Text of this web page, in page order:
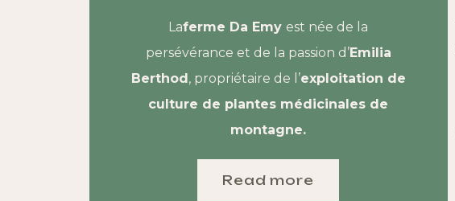
Laferme Da Emy est née de la
persévérance et de la passion d’Emilia
Berthod , propriétaire de l’exploitation de
culture de plantes médicinales de
montagne.
Read more